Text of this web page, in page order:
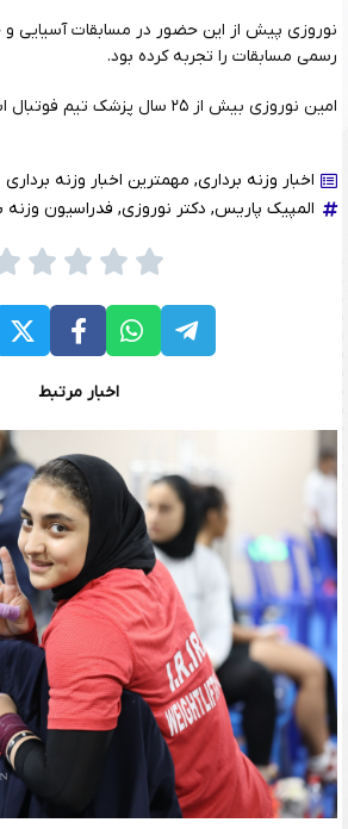
نوروزی پیش از این حضور در مسابقات آسیایی
رسمی مسابقات را تجربه کرده بود.
امین نوروزی بیش از ۲۵ سال پزشک تیم فوتبال استقلال بود.
اخبار وزنه برداری, مهمترین اخبار وزنه برداری
المپیک پاریس, دکتر نوروزی, فدراسیون وزنه
اخبار مرتبط